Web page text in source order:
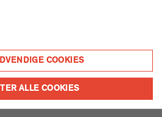
sammen er
af."
Lægehuset i Skjern
COOKIES
ALLE COOKIES